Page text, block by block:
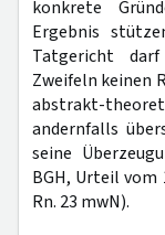
konkrete
Ergebnis
Tatgericht
Zweifeln keinen
abstrakt-
andernfalls
seine
BGH, Urteil vom
Rn. 23 mwN).